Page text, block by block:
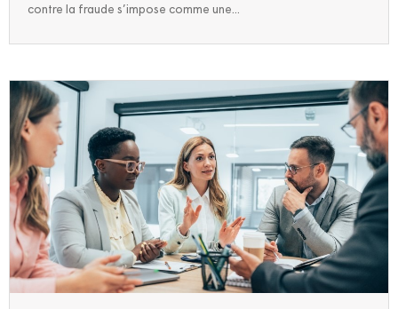
contre la fraude s’impose comme une...